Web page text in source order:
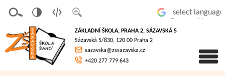
písmo
á
verze
pro
slaboz
raké
ZÁKLADNÍ ŠKOLA, PRAHA 2, SÁZAVSKÁ 5
Sázavská 5/830, 120 00 Praha 2
sazavska@zssazavska.cz
+420 277 779 643